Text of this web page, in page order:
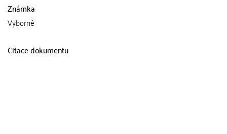
Známka
Výborně
Citace dokumentu